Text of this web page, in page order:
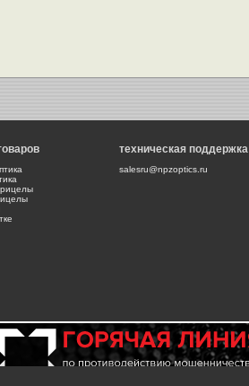
техническая поддержка
salesru@npzoptics.ru